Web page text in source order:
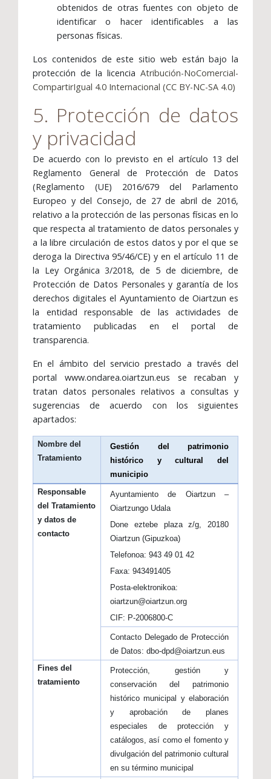
obtenidos de otras fuentes con objeto de
identificar o hacer identificables a las
personas físicas.
Los contenidos de este sitio web están bajo la
protección de la licencia Atribución-NoComercial-
CompartirIgual 4.0 Internacional (CC BY-NC-SA 4.0)
5. Protección de datos
y privacidad
De acuerdo con lo previsto en el artículo 13 del
Reglamento General de Protección de Datos
(Reglamento (UE) 2016/679 del Parlamento
Europeo y del Consejo, de 27 de abril de 2016,
relativo a la protección de las personas físicas en lo
que respecta al tratamiento de datos personales y
a la libre circulación de estos datos y por el que se
deroga la Directiva 95/46/CE) y en el artículo 11 de
la Ley Orgánica 3/2018, de 5 de diciembre, de
Protección de Datos Personales y garantía de los
derechos digitales el Ayuntamiento de Oiartzun es
la entidad responsable de las actividades de
tratamiento publicadas en el portal de
transparencia.
En el ámbito del servicio prestado a través del
portal www.ondarea.oiartzun.eus se recaban y
tratan datos personales relativos a consultas y
sugerencias de acuerdo con los siguientes
apartados:
Nombre del
Tratamiento
Gestión del patrimonio
histórico y cultural del
municipio
Responsable
del Tratamiento
y datos de
contacto
Ayuntamiento de Oiartzun –
Oiartzungo Udala
Done eztebe plaza z/g, 20180
Oiartzun (Gipuzkoa)
Telefonoa: 943 49 01 42
Faxa: 943491405
Posta-elektronikoa:
oiartzun@oiartzun.org
CIF: P-2006800-C
Contacto Delegado de Protección
de Datos: dbo-dpd@oiartzun.eus
Fines del
tratamiento
Protección, gestión y
conservación del patrimonio
histórico municipal y elaboración
y aprobación de planes
especiales de protección y
catálogos, así como el fomento y
divulgación del patrimonio cultural
en su término municipal